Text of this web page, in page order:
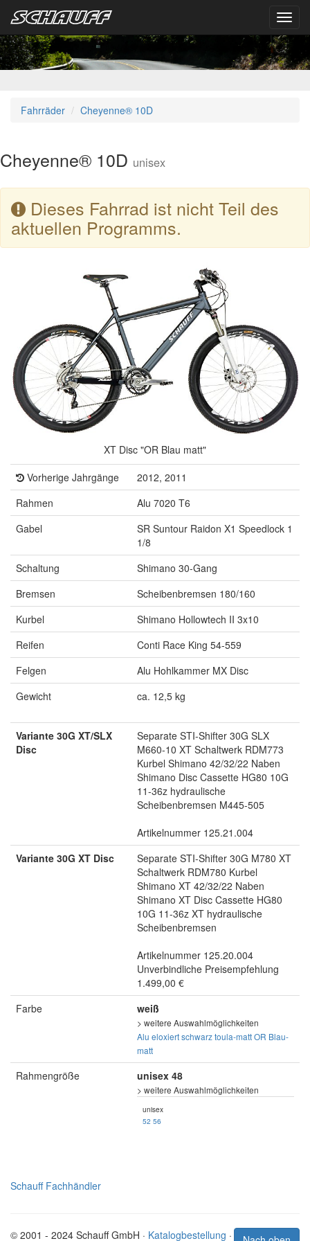
Fahrräder Cheyenne® 10D
Cheyenne® 10D unisex
Dieses Fahrrad ist nicht Teil des
aktuellen Programms.
XT Disc "OR Blau matt"
Vorherige Jahrgänge
2012, 2011
Rahmen
Alu 7020 T6
Gabel
SR Suntour Raidon X1 Speedlock 1
1/8
Schaltung
Shimano 30-Gang
Bremsen
Scheibenbremsen 180/160
Kurbel
Shimano Hollowtech II 3x10
Reifen
Conti Race King 54-559
Felgen
Alu Hohlkammer MX Disc
Gewicht
ca. 12,5 kg
Variante 30G XT/SLX
Disc
Separate STI-Shifter 30G SLX
M660-10 XT Schaltwerk RDM773
Kurbel Shimano 42/32/22 Naben
Shimano Disc Cassette HG80 10G
11-36z hydraulische
Scheibenbremsen M445-505
Artikelnummer 125.21.004
Variante 30G XT Disc
Separate STI-Shifter 30G M780 XT
Schaltwerk RDM780 Kurbel
Shimano XT 42/32/22 Naben
Shimano XT Disc Cassette HG80
10G 11-36z XT hydraulische
Scheibenbremsen
Artikelnummer 125.20.004
Unverbindliche Preisempfehlung
1.499,00 €
Farbe
weiß
> weitere Auswahlmöglichkeiten
Alu eloxiertschwarztoula-mattOR Blau-
matt
Rahmengröße unisex 48
> weitere Auswahlmöglichkeiten
unisex
52 56
Schauff Fachhändler
© 2001 - 2024 Schauff GmbH · Katalogbestellung ·